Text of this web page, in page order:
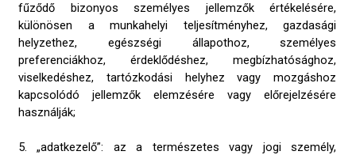
fűződő bizonyos személyes jellemzők értékelésére,
különösen a munkahelyi teljesítményhez, gazdasági
helyzethez, egészségi állapothoz, személyes
preferenciákhoz, érdeklődéshez, megbízhatósághoz,
viselkedéshez, tartózkodási helyhez vagy mozgáshoz
kapcsolódó jellemzők elemzésére vagy előrejelzésére
használják;
5. „adatkezelő”: az a természetes vagy jogi személy,